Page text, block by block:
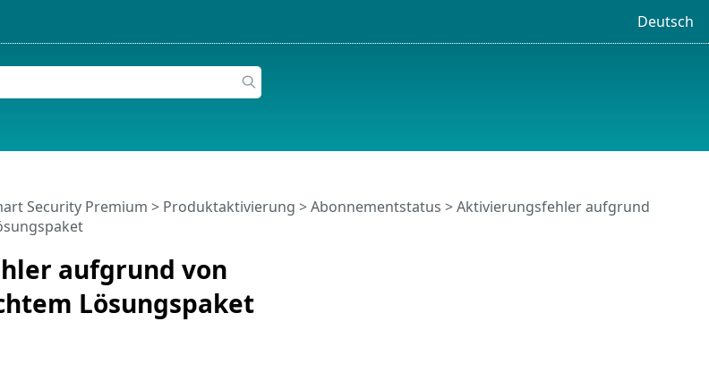
Deutsch
aufgrund von
Lösungspaket
Security Premium > Produktaktivierung >Abonnementstatus > Aktivierungsfehler aufgrund